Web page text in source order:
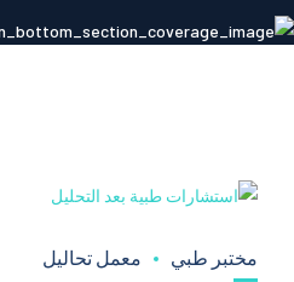
مختبر طبي معمل تحاليل